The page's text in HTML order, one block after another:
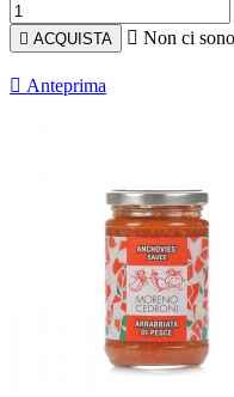
 ACQUISTA  Non ci
 Anteprima